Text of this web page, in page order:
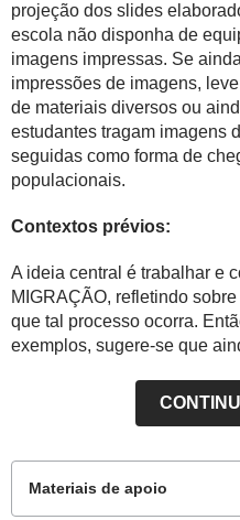
projeção dos slides
escola não disponha de
imagens impressas. Se
impressões de imagens,
de materiais diversos ou
estudantes tragam imagens
seguidas como forma de
populacionais.
Contextos prévios:
A ideia central é trabalhar e
MIGRAÇÃO, refletindo
que tal processo ocorra.
exemplos, sugere-se que
Materiais de apoio